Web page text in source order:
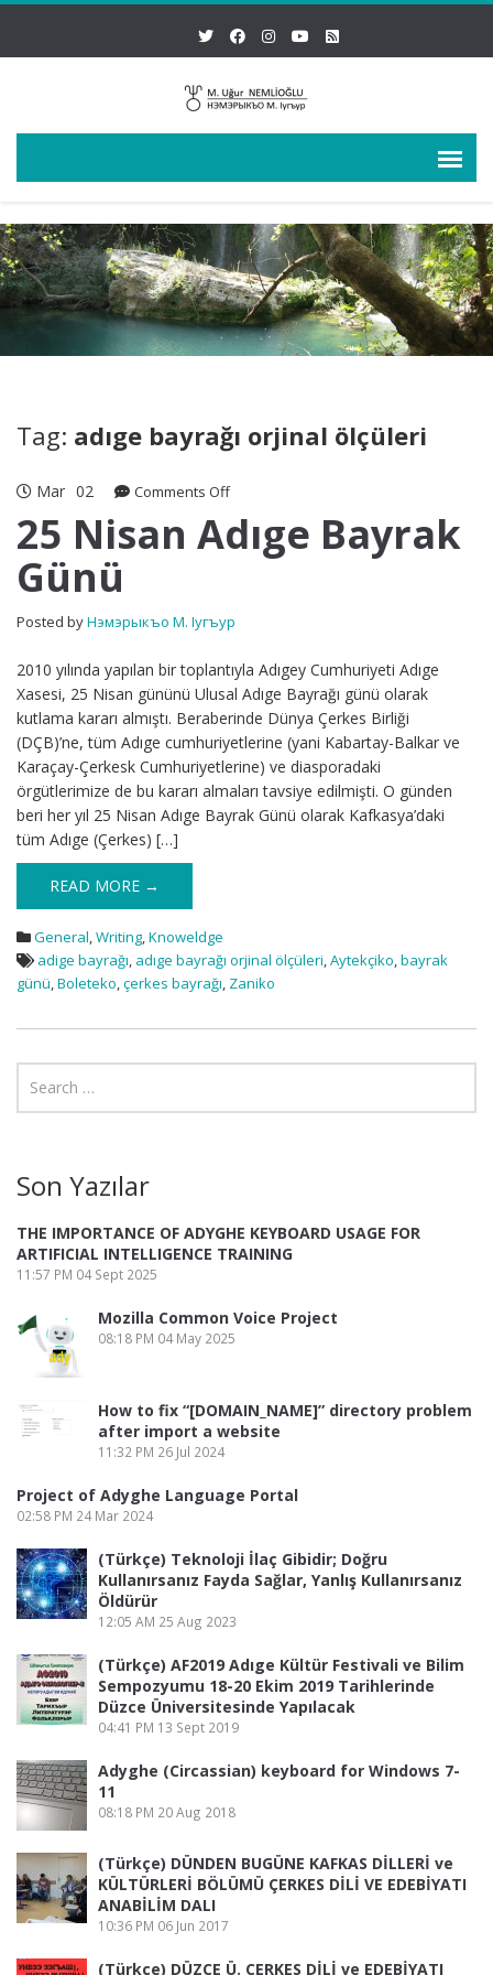
Tag: adıge bayrağı orjinal ölçüleri
Mar 02 Comments Offon
Nisan
Adıge
25 Nisan Adıge Bayrak
Günü
Posted byНэмэрыкъо М. Iугъур
2010 yılında yapılan bir toplantıyla Adıgey Cumhuriyeti Adıge
Xasesi, 25 Nisan gününü Ulusal Adıge Bayrağı günü olarak
kutlama kararı almıştı. Beraberinde Dünya Çerkes Birliği
(DÇB)’ne, tüm Adıge cumhuriyetlerine (yani Kabartay-Balkar ve
Karaçay-Çerkesk Cumhuriyetlerine) ve diasporadaki
örgütlerimize de bu kararı almaları tavsiye edilmişti. O günden
beri her yıl 25 Nisan Adıge Bayrak Günü olarak Kafkasya’daki
tüm Adıge (Çerkes) […]
READ MORE →
General,Writing,Knoweldge
adige bayrağı, adıge bayrağı orjinal ölçüleri,Aytekçiko,bayrak
günü,Boleteko,çerkes bayrağı, Zaniko
Son Yazılar
THE IMPORTANCE OF ADYGHE KEYBOARD USAGE FOR
ARTIFICIAL INTELLIGENCE TRAINING
11:57 PM 04 Sept 2025
Mozilla Common Voice Project
08:18 PM 04 May 2025
How to fix “[DOMAIN_NAME]” directory problem
after import a website
11:32 PM 26 Jul 2024
Project of Adyghe Language Portal
02:58 PM 24 Mar 2024
(Türkçe) Teknoloji İlaç Gibidir; Doğru
Kullanırsanız Fayda Sağlar, Yanlış Kullanırsanız
Öldürür
12:05 AM 25 Aug 2023
(Türkçe) AF2019 Adıge Kültür Festivali ve Bilim
Sempozyumu 18-20 Ekim 2019 Tarihlerinde
Düzce Üniversitesinde Yapılacak
04:41 PM 13 Sept 2019
Adyghe (Circassian) keyboard for Windows 7-
11
08:18 PM 20 Aug 2018
(Türkçe) DÜNDEN BUGÜNE KAFKAS DİLLERİ ve
KÜLTÜRLERİ BÖLÜMÜ ÇERKES DİLİ VE EDEBİYATI
ANABİLİM DALI
10:36 PM 06 Jun 2017
(Türkçe) DÜZCE Ü. ÇERKES DİLİ ve EDEBİYATI